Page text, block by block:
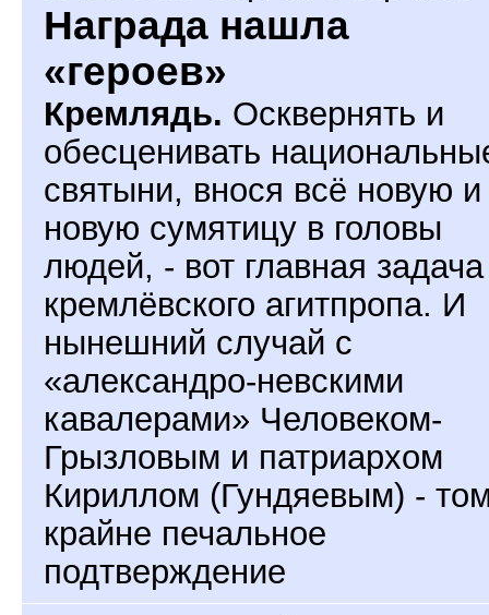
Награда нашла
«героев»
Кремлядь. Осквернять и
обесценивать
святыни, внося всё новую и
новую сумятицу в головы
людей, - вот главная задача
кремлёвского агитпропа. И
нынешний случай с
«александро-невскими
кавалерами» Человеком-
Грызловым и патриархом
Кириллом (Гундяевым) -
крайне печальное
подтверждение